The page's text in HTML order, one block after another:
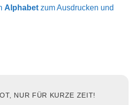
Alphabet zum Ausdrucken und
NUR FÜR KURZE ZEIT!